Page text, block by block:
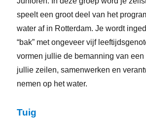
speelt een groot deel van het
water af in Rotterdam. Je wordt
“bak” met ongeveer vijf
vormen jullie de bemanning van een
jullie zeilen, samenwerken en
nemen op het water.
Tuig